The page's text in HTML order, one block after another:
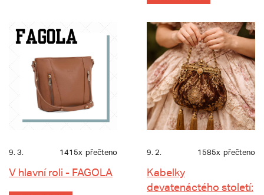
9. 3. 1415x přečteno
V hlavní roli - FAGOLA
9. 2. 1585x přečteno
Kabelky
devatenáctého století: